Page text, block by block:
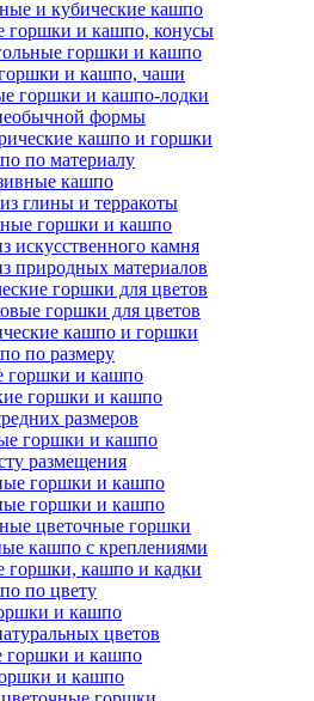
и кубические кашпо
горшки и кашпо, конусы
горшки и кашпо
и кашпо, чаши
горшки и кашпо-лодки
формы
кашпо и горшки
по материалу
кашпо
глины и терракоты
горшки и кашпо
искусственного камня
природных материалов
горшки для цветов
горшки для цветов
кашпо и горшки
по размеру
горшки и кашпо
горшки и кашпо
размеров
горшки и кашпо
размещения
горшки и кашпо
горшки и кашпо
цветочные горшки
кашпо с креплениями
горшки, кашпо и кадки
по цвету
и кашпо
цветов
горшки и кашпо
и кашпо